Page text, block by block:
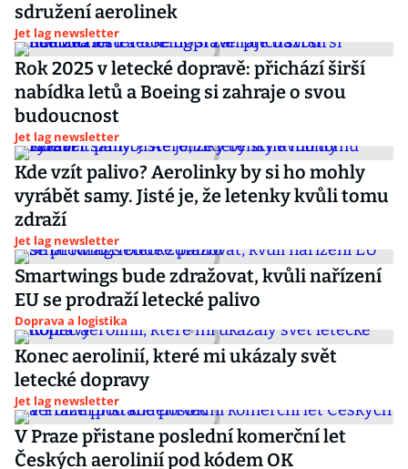
sdružení aerolinek
Jet lag newsletter
Rok 2025 v letecké dopravě: přichází širší
nabídka letů a Boeing si zahraje o svou
budoucnost
Jet lag newsletter
Kde vzít palivo? Aerolinky by si ho mohly
vyrábět samy. Jisté je, že letenky kvůli tomu
zdraží
Jet lag newsletter
Smartwings bude zdražovat, kvůli nařízení
EU se prodraží letecké palivo
Doprava a logistika
Konec aerolinií, které mi ukázaly svět
letecké dopravy
Jet lag newsletter
V Praze přistane poslední komerční let
Českých aerolinií pod kódem OK